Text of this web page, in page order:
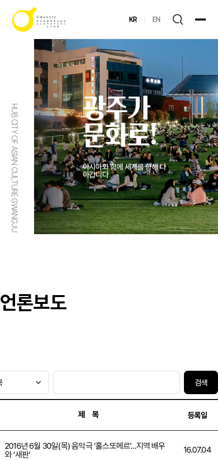
KR EN
HUB CITY OF ASIAN CULTURE GWANGJU
광주가
문화로!
아시아와 함께 세계를 향해 나
아갑니다
언론보도
제 목 등록일
2016년 6월 30일(목) 음악극 ‘홀스또메르’…지역 배우
와 ‘새판’
16.07.04
검색